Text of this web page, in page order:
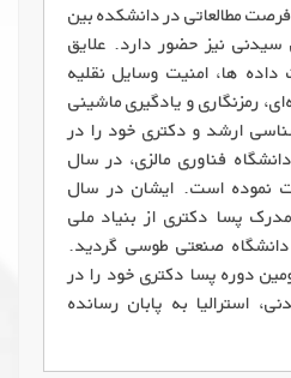
مطالعاتی در دانشکده بین
سیدنی نیز حضور دارد. علایق
داده ها، امنیت وسایل نقلیه
رمزنگاری و یادگیری ماشینی
ارشد و دکتری خود را در
فناوری مالزی، در سال
و ۲۰۱۶ دریافت نموده است. ایشان در سال
مدرک پسا دکتری از بنیاد ملی
دانشگاه صنعتی طوسی گردید.
در سال ۲۰۲۱، دومین دوره پسا دکتری خود را در
استرالیا به پابان رسانده